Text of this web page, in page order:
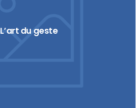
L’art du geste